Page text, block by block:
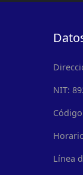
NIT:
Línea